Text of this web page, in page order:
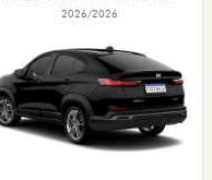
2026/2026